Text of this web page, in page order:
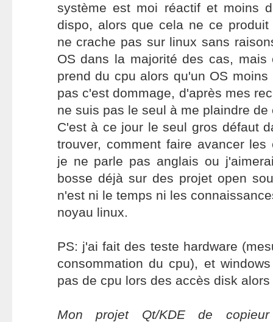
système est moi réactif et moins
dispo, alors que cela ne ce
ne crache pas sur linux sans
OS dans la majorité des cas, mais
prend du cpu alors qu'un OS
pas c'est dommage, d'après mes
ne suis pas le seul à me plaindre de
C'est à ce jour le seul gros défaut
trouver, comment faire avancer
je ne parle pas anglais ou
bosse déjà sur des projet open
n'est ni le temps ni les
noyau linux.
PS: j'ai fait des teste hardware
consommation du cpu), et
pas de cpu lors des accès disk
Mon projet Qt/KDE de